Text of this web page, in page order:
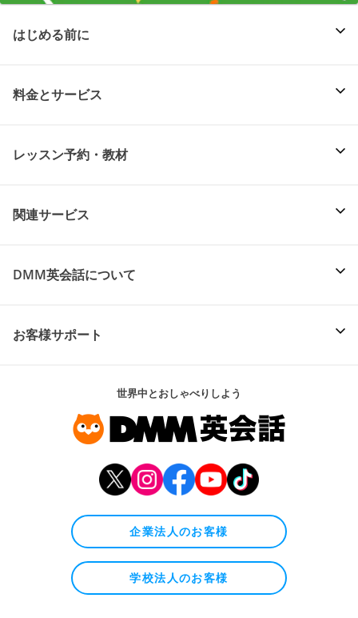
はじめる前に
料金とサービス
レッスン予約・教材
関連サービス
DMM英会話について
お客様サポート
世界中とおしゃべりしよう
企業法人のお客様
学校法人のお客様